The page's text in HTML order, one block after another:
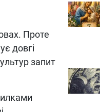
Проте
довгі
запит